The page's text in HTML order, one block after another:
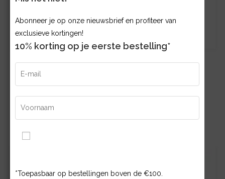
Blanco T-shirt Heavy Kwaliteit
€5.25
Abonneer je op onze nieuwsbrief en profiteer van
exclusieve kortingen!
10% korting op je eerste bestelling*
*Toepasbaar op bestellingen boven de €100.